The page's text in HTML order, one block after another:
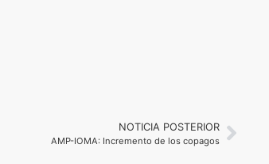
NOTICIA POSTERIOR
AMP-IOMA: Incremento de los copagos